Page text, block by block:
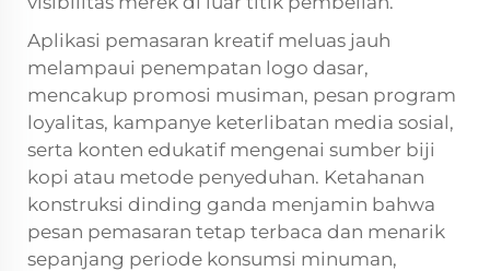
Aplikasi pemasaran kreatif meluas jauh
melampaui penempatan logo dasar,
mencakup promosi musiman, pesan program
loyalitas, kampanye keterlibatan media sosial,
serta konten edukatif mengenai sumber biji
kopi atau metode penyeduhan. Ketahanan
konstruksi dinding ganda menjamin bahwa
pesan pemasaran tetap terbaca dan menarik
sepanjang periode konsumsi minuman,